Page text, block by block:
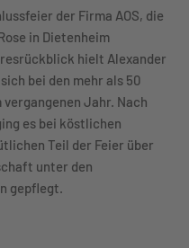
der Firma AOS, die
in Dietenheim
hielt Alexander
bei den mehr als 50
Jahr. Nach
es bei köstlichen
Teil der Feier über
unter den
gepflegt.